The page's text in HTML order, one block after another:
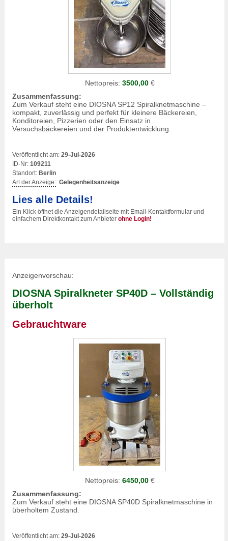
Nettopreis: 3500,00€
Zusammenfassung:
Zum Verkauf steht eine DIOSNA SP12 Spiralknetmaschine –
kompakt, zuverlässig und perfekt für kleinere Bäckereien,
Konditoreien, Pizzerien oder den Einsatz in
Versuchsbäckereien und der Produktentwicklung.
Veröffentlicht am: 29-Jul-2026
ID-Nr: 109211
Standort: Berlin
Art der Anzeige:: Gelegenheitsanzeige
Lies alle Details!
Ein Klick öffnet die Anzeigendetailseite mit Email-Kontaktformular und
einfachem Direktkontakt zum Anbieter ohne Login!
Anzeigenvorschau:
DIOSNA Spiralkneter SP40D – Vollständig
überholt
Gebrauchtware
Nettopreis: 6450,00€
Zusammenfassung:
Zum Verkauf steht eine DIOSNA SP40D Spiralknetmaschine in
überholtem Zustand.
Veröffentlicht am: 29-Jul-2026